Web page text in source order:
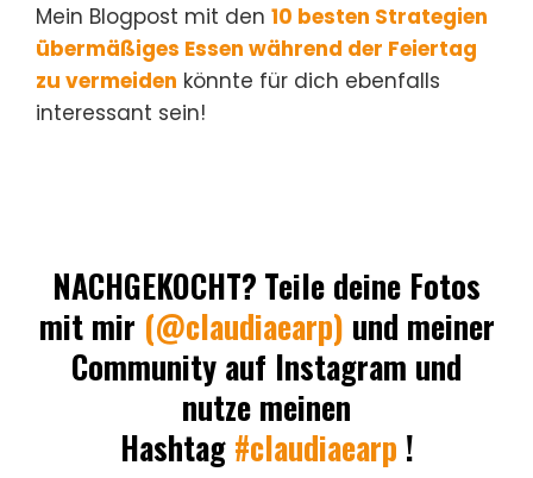
Mein Blogpost mit den 10 besten Strategien
übermäßiges Essen während der Feiertag
zu vermeiden könnte für dich ebenfalls
interessant sein!
NACHGEKOCHT? Teile deine Fotos
mit mir (@claudiaearp) und meiner
Community auf Instagram und
nutze meinen
Hashtag #claudiaearp !